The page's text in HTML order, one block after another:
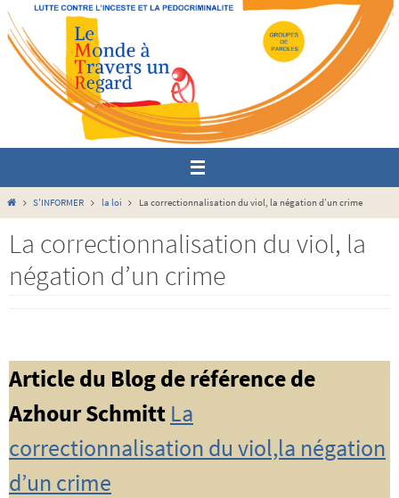
Passer
vers
contenu
HomeS'INFORMER la loi La correctionnalisation du viol, la négation d’un crime
La correctionnalisation du viol, la
négation d’un crime
Article du Blog de référence de
Azhour Schmitt La
correctionnalisation du viol,la négation
d’un crime